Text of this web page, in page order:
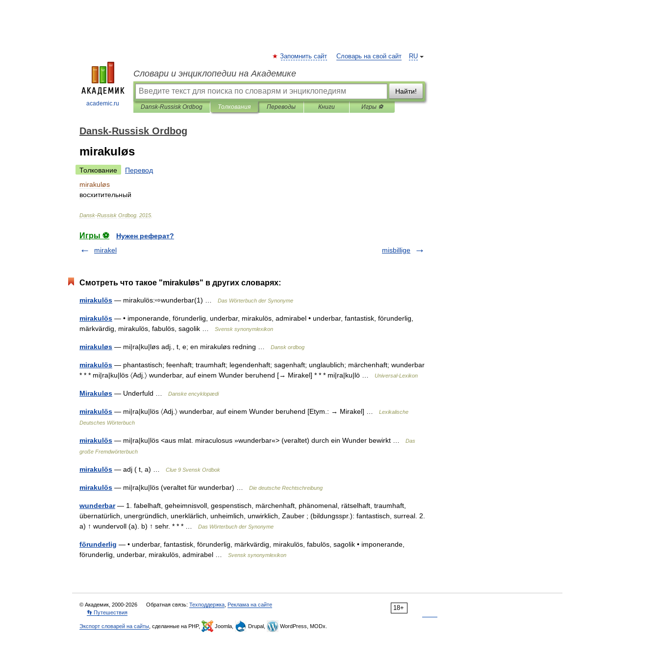
academic.ru
RU
Запомнить сайт Словарь на свой сайт
Словари и энциклопедии на Академике
Найти!
Dansk-Russisk Ordbog Толкования Переводы Книги Игры ⚽
Dansk-Russisk Ordbog
mirakuløs
Толкование
Перевод
mirakuløs
восхитительный
Dansk-Russisk Ordbog 2015
Игры ⚽
Нужен реферат?
mirakel
misbillige
Смотреть что такое "mirakuløs" в других словарях:
mirakulös — mirakulös:⇨wunderbar(1) … Das Wörterbuch der Synonyme
mirakulös — • imponerande, förunderlig, underbar, mirakulös, admirabel • underbar, fantastisk, förunderlig,
märkvärdig, mirakulös, fabulös, sagolik …
Svensk synonymlexikon
mirakuløs — mi|ra|ku|løs adj., t, e; en mirakuløs redning … Dansk ordbog
mirakulös — phantastisch; feenhaft; traumhaft; legendenhaft; sagenhaft; unglaublich; märchenhaft; wunderbar
* * * mi|ra|ku|lös 〈Adj.〉 wunderbar, auf einem Wunder beruhend [→ Mirakel] * * * mi|ra|ku|lö …
Universal-Lexikon
Mirakuløs — Underfuld … Danske encyklopædi
mirakulös — mi|ra|ku|lös 〈Adj.〉 wunderbar, auf einem Wunder beruhend [Etym.: → Mirakel] …
Lexikalische
Deutsches Wörterbuch
mirakulös — mi|ra|ku|lös <aus mlat. miraculosus »wunderbar«> (veraltet) durch ein Wunder bewirkt …
Das
große Fremdwörterbuch
mirakulös — adj ( t, a) … Clue 9 Svensk Ordbok
mirakulös — mi|ra|ku|lös (veraltet für wunderbar) … Die deutsche Rechtschreibung
wunderbar— 1. fabelhaft, geheimnisvoll, gespenstisch, märchenhaft, phänomenal, rätselhaft, traumhaft,
übernatürlich, unergründlich, unerklärlich, unheimlich, unwirklich, Zauber ; (bildungsspr.): fantastisch, surreal. 2.
a) ↑ wundervoll (a). b) ↑ sehr. * * * …
Das Wörterbuch der Synonyme
förunderlig — • underbar, fantastisk, förunderlig, märkvärdig, mirakulös, fabulös, sagolik • imponerande,
förunderlig, underbar, mirakulös, admirabel …
Svensk synonymlexikon
18+
© Академик, 2000-2026 Обратная связь: Техподдержка Реклама на сайте
👣 Путешествия
Экспорт словарей на сайты , сделанные на PHP, Joomla, Drupal, WordPress, MODx.